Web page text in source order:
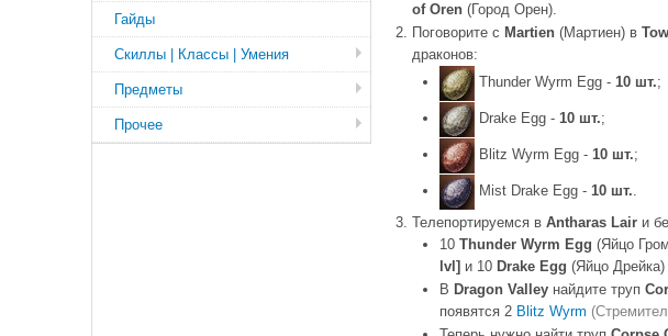
of Oren (Город Орен).
Поговорите с Martien (Мартиен) в
драконов:
Thunder Wyrm Egg - 10 шт.;
Drake Egg - 10 шт.;
Blitz Wyrm Egg - 10 шт.;
Mist Drake Egg - 10 шт..
Телепортируемся в Antharas Lair и
10 Thunder Wyrm Egg (Яйцо
lvl] и 10 Drake Egg (Яйцо Дрейка)
В Dragon Valley найдите труп
появятся 2 Blitz Wyrm
Гайды
Скиллы | Классы | Умения
Предметы
Прочее